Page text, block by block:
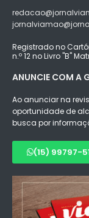
Registrado no
n.º 12 no Livro "B"
ANUNCIE COM A
Ao anunciar na
oportunidade de
busca por
(15) 99797-